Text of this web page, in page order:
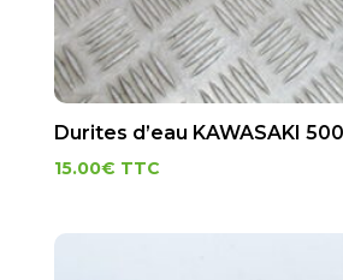
Durites d’eau KAWASAKI
15.00€ TTC